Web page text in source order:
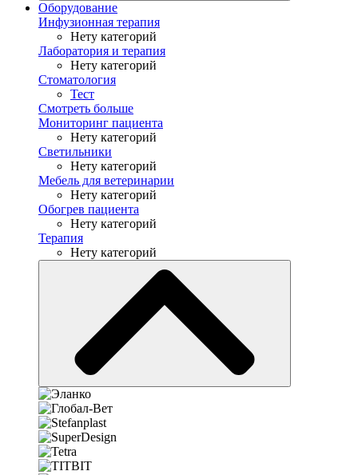
Оборудование
Инфузионная терапия
Нету категорий
Лаборатория и терапия
Нету категорий
Стоматология
Тест
Смотреть больше
Мониторинг пациента
Нету категорий
Светильники
Нету категорий
Мебель для ветеринарии
Нету категорий
Обогрев пациента
Нету категорий
Терапия
Нету категорий